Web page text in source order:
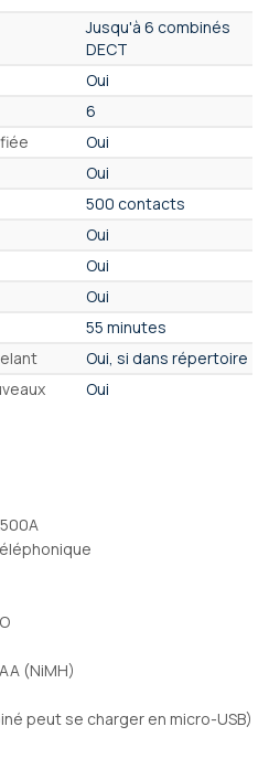
Jusqu'à 6 combinés
DECT
Oui
6
Oui
Oui
500 contacts
Oui
Oui
Oui
55 minutes
Oui, si dans répertoire
Oui
(NiMH)
peut se charger en micro-USB)